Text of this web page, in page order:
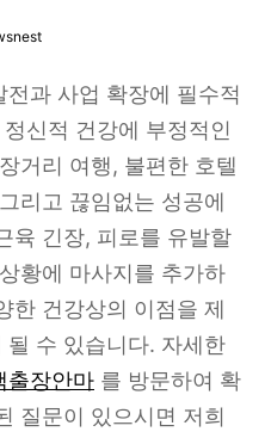
과 사업 확장에 필수적
신적 건강에 부정적인
거리 여행, 불편한 호텔
리고 끊임없는 성공에
육 긴장, 피로를 유발할
황에 마사지를 추가하
한 건강상의 이점을 제
수 있습니다. 자세한
출장안마 를 방문하여 확
질문이 있으시면 저희